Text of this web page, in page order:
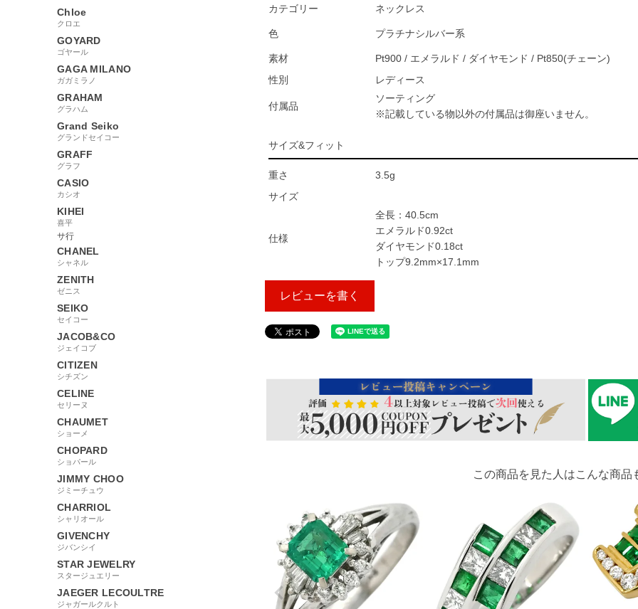
Chloe
クロエ
GOYARD
ゴヤール
GAGA MILANO
ガガミラノ
GRAHAM
グラハム
Grand Seiko
グランドセイコー
GRAFF
グラフ
CASIO
カシオ
KIHEI
喜平
サ行
CHANEL
シャネル
ZENITH
ゼニス
SEIKO
セイコー
JACOB&CO
ジェイコブ
CITIZEN
シチズン
CELINE
セリーヌ
CHAUMET
ショーメ
CHOPARD
ショパール
JIMMY CHOO
ジミーチュウ
CHARRIOL
シャリオール
GIVENCHY
ジバンシイ
STAR JEWELRY
スタージュエリー
JAEGER LECOULTRE
ジャガールクルト
カテゴリー ネックレス
色 プラチナシルバー系
素材
Pt900 / エメラルド / ダイヤモンド / Pt850(チェーン)
性別
レディース
付属品
ソーティング
※記載している物以外の付属品は御座いません。
サイズ&フィット
重さ
3.5g
サイズ
仕様
全長：40.5cm
エメラルド0.92ct
ダイヤモンド0.18ct
トップ9.2mm×17.1mm
レビューを書く
この商品を見た人はこんな商品